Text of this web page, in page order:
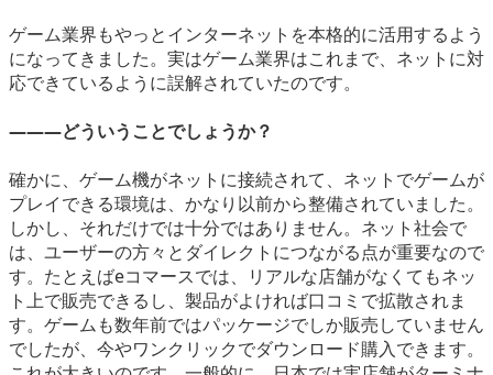
ゲーム業界もやっとインターネットを本格的に活用するよう
になってきました。実はゲーム業界はこれまで、ネットに対
応できているように誤解されていたのです。
―――どういうことでしょうか？
確かに、ゲーム機がネットに接続されて、ネットでゲームが
プレイできる環境は、かなり以前から整備されていました。
しかし、それだけでは十分ではありません。ネット社会で
は、ユーザーの方々とダイレクトにつながる点が重要なので
す。たとえばeコマースでは、リアルな店舗がなくてもネッ
ト上で販売できるし、製品がよければ口コミで拡散されま
す。ゲームも数年前ではパッケージでしか販売していません
でしたが、今やワンクリックでダウンロード購入できます。